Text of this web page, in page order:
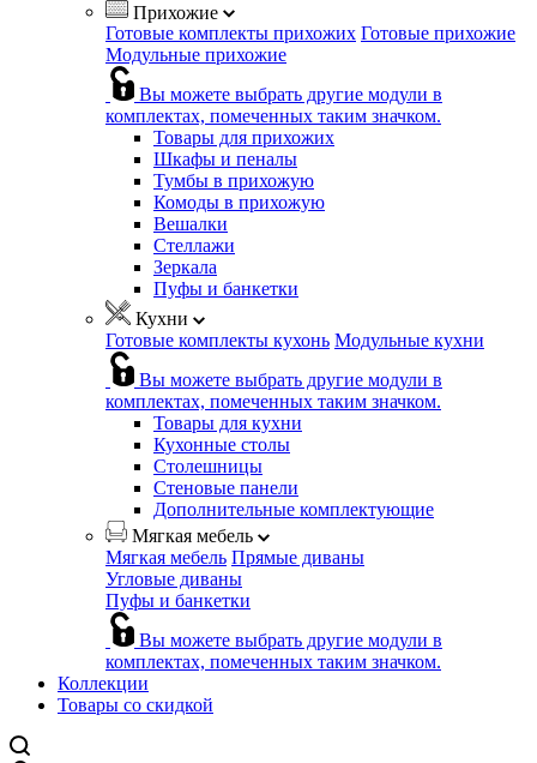
Прихожие
Готовые комплекты прихожих Готовые прихожие
Модульные прихожие
Вы можете выбрать другие модули в
комплектах, помеченных таким значком.
Товары для прихожих
Шкафы и пеналы
Тумбы в прихожую
Комоды в прихожую
Вешалки
Стеллажи
Зеркала
Пуфы и банкетки
Кухни
Готовые комплекты кухонь Модульные кухни
Вы можете выбрать другие модули в
комплектах, помеченных таким значком.
Товары для кухни
Кухонные столы
Столешницы
Стеновые панели
Дополнительные комплектующие
Мягкая мебель
Мягкая мебель Прямые диваны
Угловые диваны
Пуфы и банкетки
Вы можете выбрать другие модули в
комплектах, помеченных таким значком.
Коллекции
Товары со скидкой